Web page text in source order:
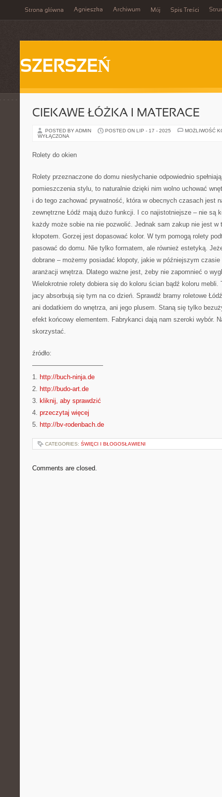
Strona główna Agnieszka Archiwum Mój Spis Treści
SZERSZEŃ
CIEKAWE ŁÓŻKA I MATERACE
POSTED BY ADMIN POSTED ON LIP - 17 - 2025
MOŻLIWOŚĆ
WYŁĄCZONA
Rolety do okien
Rolety przeznaczone do domu niesłychanie odpowiednio
pomieszczenia stylu, to naturalnie dzięki nim wolno uchować
i do tego zachować prywatność, która w obecnych czasach jest
zewnętrzne Łódź mają dużo funkcji. I co najistotniejsze – nie są
każdy może sobie na nie pozwolić. Jednak sam zakup nie jest w
kłopotem. Gorzej jest dopasować kolor. W tym pomogą rolety
pasować do domu. Nie tylko formatem, ale również estetyką.
dobrane – możemy posiadać kłopoty, jakie w późniejszym
aranżacji wnętrza. Dlatego ważne jest, żeby nie zapomnieć o
Wielokrotnie rolety dobiera się do koloru ścian bądź koloru mebli.
jacy absorbują się tym na co dzień. Sprawdź bramy roletowe
ani dodatkiem do wnętrza, ani jego plusem. Staną się tylko
efekt końcowy elementem. Fabrykanci dają nam szeroki wybór.
skorzystać.
źródło:
———————————
1. http://buch-ninja.de
2. http://budo-art.de
3. kliknij, aby sprawdzić
4. przeczytaj więcej
5. http://bv-rodenbach.de
CATEGORIES: ŚWIĘCI I BŁOGOSŁAWIENI
Comments are closed.